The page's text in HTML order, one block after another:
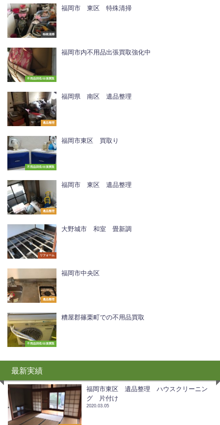
特殊清掃
福岡市 東区 特殊清掃
不用品回収/出張買取
福岡市内不用品出張買取強化中
遺品整理
福岡県 南区 遺品整理
不用品回収/出張買取
福岡市東区 買取り
遺品整理
福岡市 東区 遺品整理
リフォーム
大野城市 和室 畳新調
遺品整理
福岡市中央区
不用品回収/出張買取
糟屋郡篠栗町での不用品買取
最新実績
福岡市東区 遺品整理 ハウスクリーニン
グ 片付け
2020.03.05